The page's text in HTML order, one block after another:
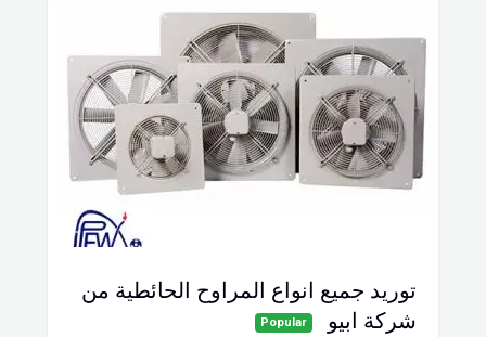
توريد جميع انواع المراوح الحائطية من
شركة ابيو
Popular